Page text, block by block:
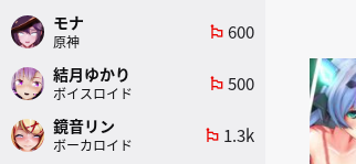
モナ
原神
emoji_flags 600
結月ゆかり
ボイスロイド
emoji_flags 500
鏡音リン
ボーカロイド
emoji_flags 1.3k